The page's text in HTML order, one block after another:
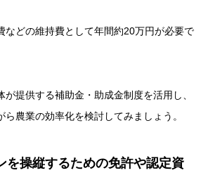
などの維持費として年間約20万円が必要で
が提供する補助金・助成金制度を活用し、
ら農業の効率化を検討してみましょう。
を操縦するための免許や認定資